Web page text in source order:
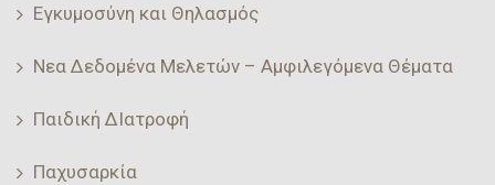
Εγκυμοσύνη και Θηλασμός
Νεα Δεδομένα Μελετών – Αμφιλεγόμενα Θέματα
Παιδική ΔΙατροφή
Παχυσαρκία